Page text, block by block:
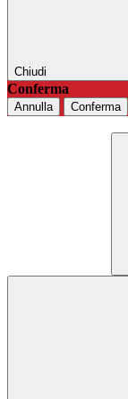
Chiudi
Conferma
Annulla Conferma